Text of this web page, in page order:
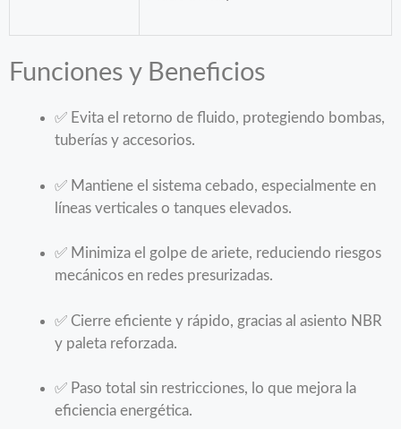
Funciones y Beneficios
✅ Evita el retorno de fluido, protegiendo bombas,
tuberías y accesorios.
✅ Mantiene el sistema cebado, especialmente en
líneas verticales o tanques elevados.
✅ Minimiza el golpe de ariete, reduciendo riesgos
mecánicos en redes presurizadas.
✅ Cierre eficiente y rápido, gracias al asiento NBR
y paleta reforzada.
✅ Paso total sin restricciones, lo que mejora la
eficiencia energética.